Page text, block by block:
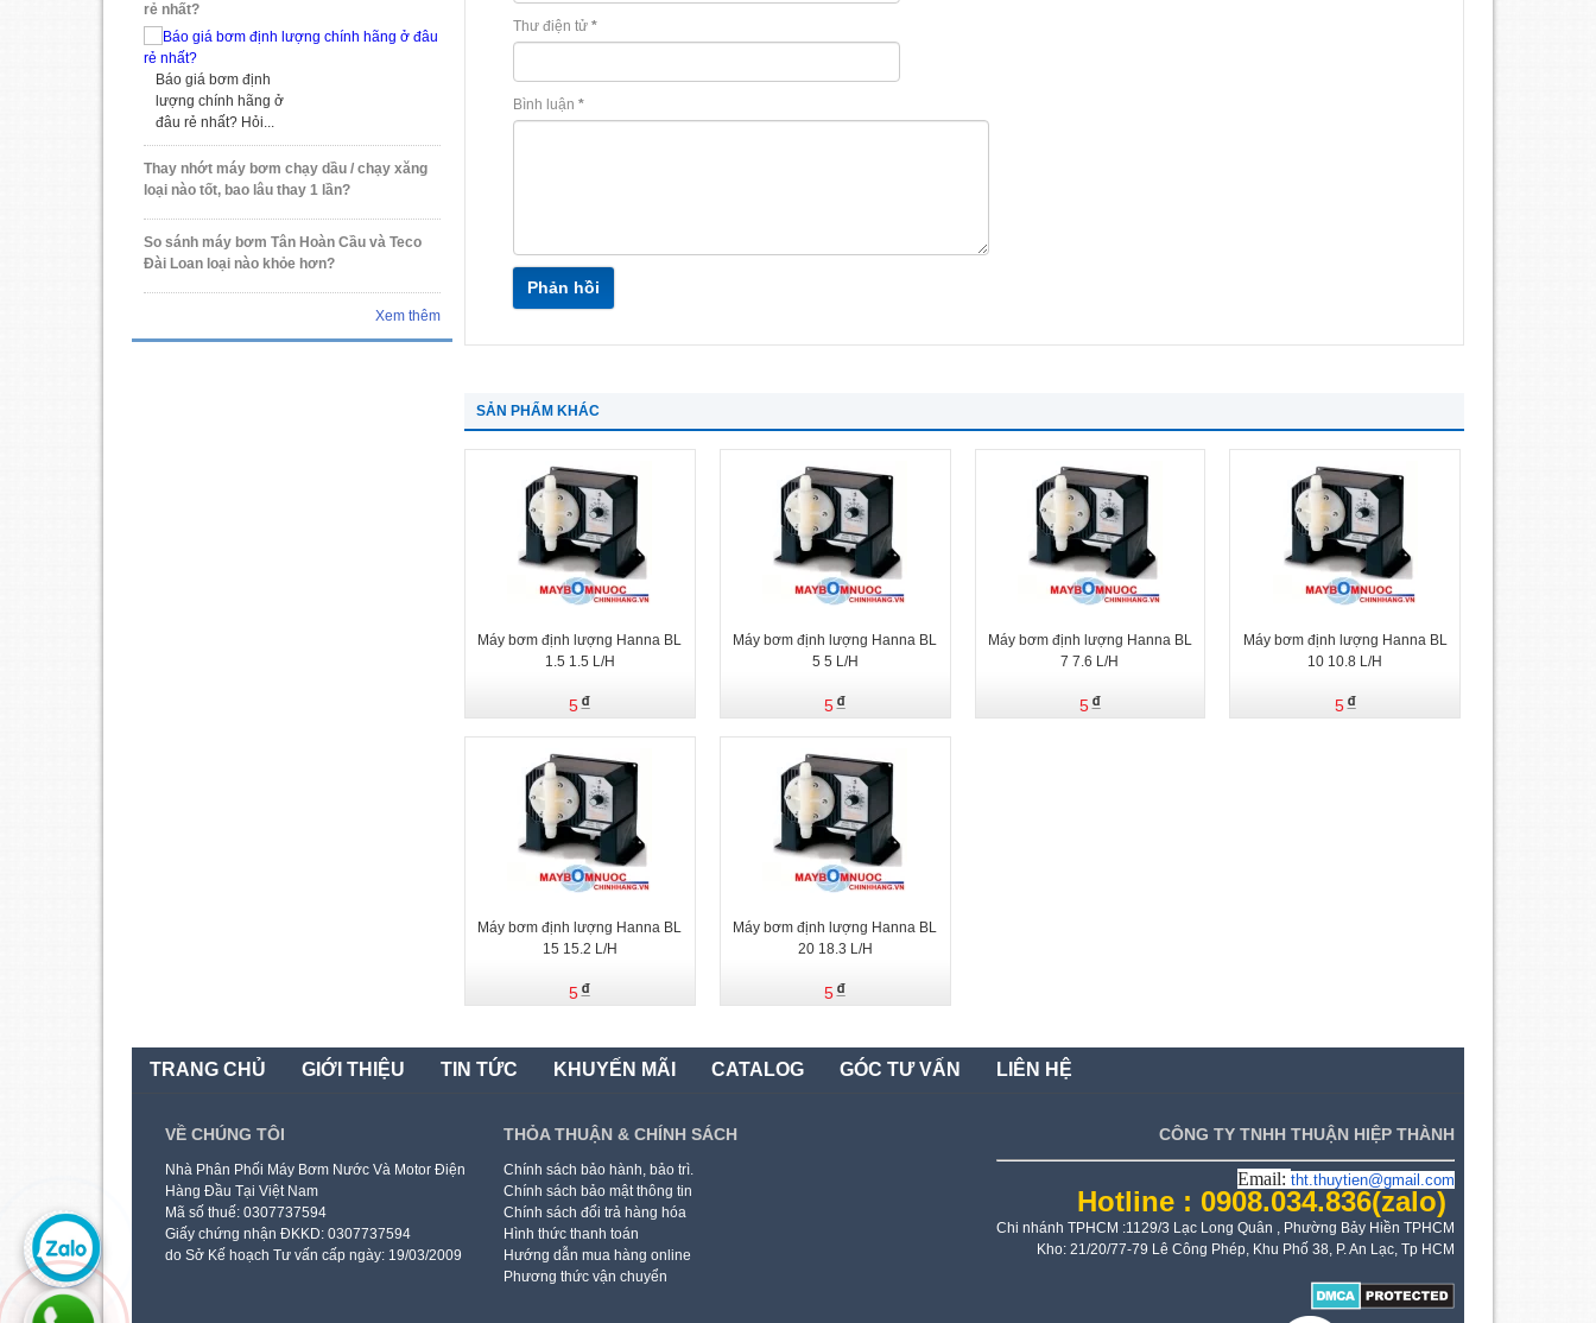
rẻ nhất?
Báo giá bơm định
lượng chính hãng ở
đâu rẻ nhất? Hỏi...
Thay nhớt máy bơm chạy dầu / chạy xăng
loại nào tốt, bao lâu thay 1 lần?
So sánh máy bơm Tân Hoàn Cầu và Teco
Đài Loan loại nào khỏe hơn?
Xem thêm
Thư điện tử *
Bình luận *
Phản hồi
SẢN PHẨM KHÁC
Máy bơm định lượng Hanna BL
1.5 1.5 L/H
5
Máy bơm định lượng Hanna BL
5 5 L/H
5
Máy bơm định lượng Hanna BL
7 7.6 L/H
5
Máy bơm định lượng Hanna BL
10 10.8 L/H
5
Máy bơm định lượng Hanna BL
15 15.2 L/H
5
Máy bơm định lượng Hanna BL
20 18.3 L/H
5
TRANG CHỦ GIỚI THIỆU TIN TỨC KHUYẾN MÃI CATALOG GÓC TƯ VẤN LIÊN HỆ
VỀ CHÚNG TÔI
Nhà Phân Phối Máy Bơm Nước Và Motor Điện
Hàng Đầu Tại Việt Nam
Mã số thuế: 0307737594
Giấy chứng nhận ĐKKD: 0307737594
do Sở Kế hoạch Tư vấn cấp ngày: 19/03/2009
THỎA THUẬN & CHÍNH SÁCH
Chính sách bảo hành, bảo trì.
Chính sách bảo mật thông tin
Chính sách đổi trả hàng hóa
Hình thức thanh toán
Hướng dẫn mua hàng online
Phương thức vận chuyển
CÔNG TY TNHH THUẬN HIỆP THÀNH
Email: tht.thuytien@gmail.com
Hotline : 0908.034.836(zalo)
Chi nhánh TPHCM :1129/3 Lạc Long Quân , Phường Bảy Hiền TPHCM
Kho: 21/20/77-79 Lê Công Phép, Khu Phố 38, P. An Lạc, Tp HCM